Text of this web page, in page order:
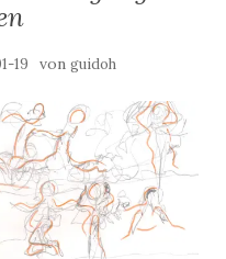
19 von guidoh